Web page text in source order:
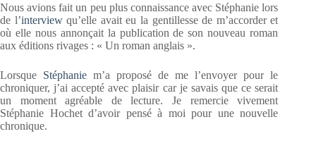
Nous avions fait un peu plus connaissance avec Stéphanie lors
de l’interviewqu’elle avait eu la gentillesse de m’accorder et
où elle nous annonçait la publication de son nouveau roman
aux éditions rivages : « Un roman anglais ».
Lorsque Stéphanie m’a proposé de me l’envoyer pour le
chroniquer, j’ai accepté avec plaisir car je savais que ce serait
un moment agréable de lecture. Je remercie vivement
Stéphanie Hochet d’avoir pensé à moi pour une nouvelle
chronique.